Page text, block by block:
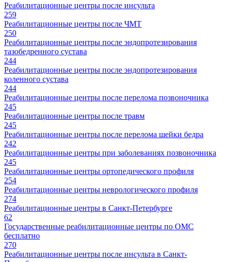
Реабилитационные центры после инсульта
259
Реабилитационные центры после ЧМТ
250
Реабилитационные центры после эндопротезирования
тазобедренного сустава
244
Реабилитационные центры после эндопротезирования
коленного сустава
244
Реабилитационные центры после перелома позвоночника
245
Реабилитационные центры после травм
245
Реабилитационные центры после перелома шейки бедра
242
Реабилитационные центры при заболеваниях позвоночника
245
Реабилитационные центры ортопедического профиля
254
Реабилитационные центры неврологического профиля
274
Реабилитационные центры в Санкт-Петербурге
62
Государственные реабилитационные центры по ОМС
бесплатно
270
Реабилитационные центры после инсульта в Санкт-